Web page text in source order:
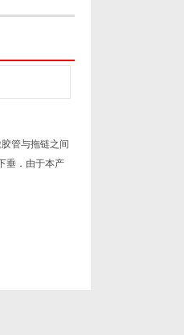
管与拖链之间
垂．由于本产